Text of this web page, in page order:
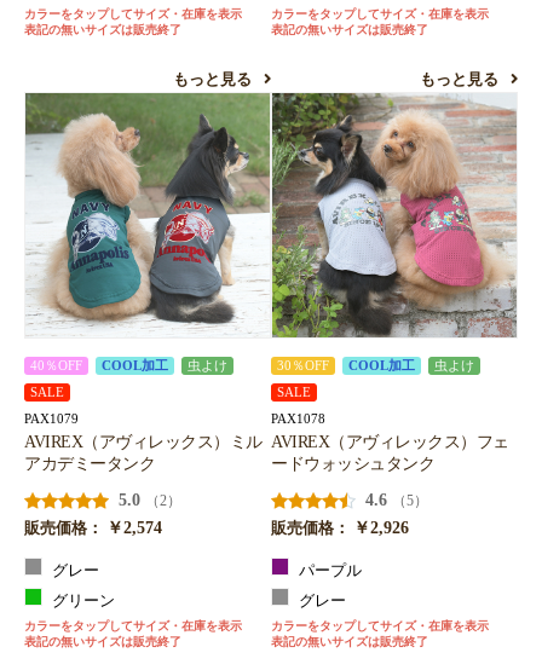
カラーをタップしてサイズ・在庫を表示
表記の無いサイズは販売終了
もっと見る
カラーをタップしてサイズ・在庫を表示
表記の無いサイズは販売終了
もっと見る
40％OFF COOL加工
虫よけ
SALE
PAX1079
AVIREX（アヴィレックス）ミル
アカデミータンク
5.0
（2）
販売価格：
￥2,574
グレー
グリーン
カラーをタップしてサイズ・在庫を表示
表記の無いサイズは販売終了
30％OFF COOL加工
虫よけ
SALE
PAX1078
AVIREX（アヴィレックス）フェ
ードウォッシュタンク
4.6
（5）
販売価格：
￥2,926
パープル
グレー
カラーをタップしてサイズ・在庫を表示
表記の無いサイズは販売終了